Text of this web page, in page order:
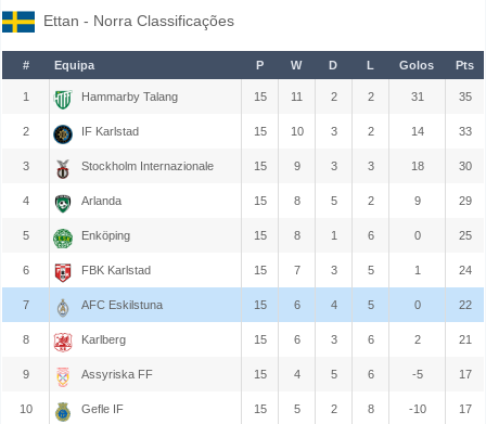
Ettan - Norra Classificações
# Equipa P W D L Golos Pts
1 Hammarby Talang 15 11 2 2 31 35
2 IF Karlstad 15 10 3 2 14 33
3 Stockholm Internazionale 15 9 3 3 18 30
4 Arlanda 15 8 5 2 9 29
5 Enköping 15 8 1 6 0 25
6 FBK Karlstad 15 7 3 5 1 24
7 AFC Eskilstuna 15 6 4 5 0 22
8 Karlberg 15 6 3 6 2 21
9 Assyriska FF 15 4 5 6 -5 17
10 Gefle IF 15 5 2 8 -10 17